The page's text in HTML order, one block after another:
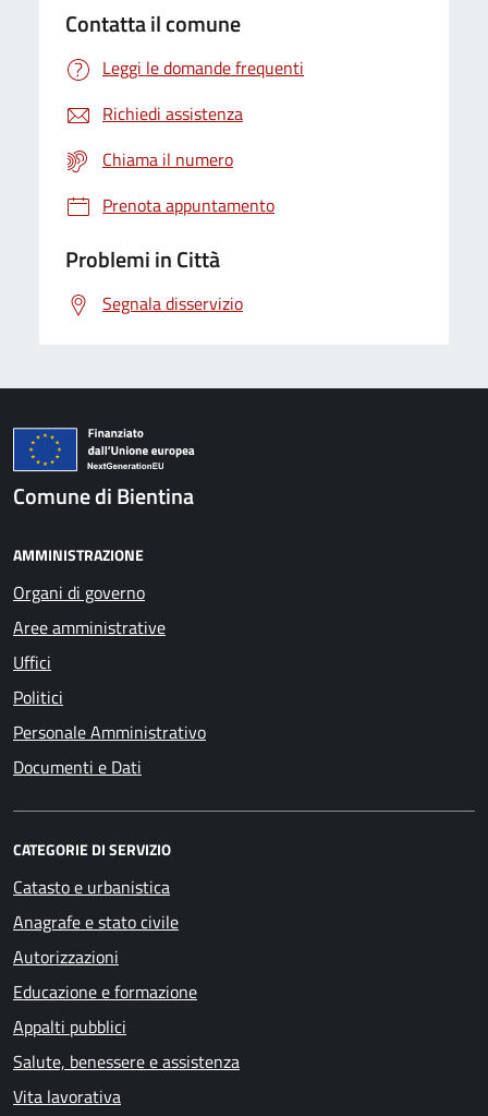
Contatta il comune
Leggi le domande frequenti
Richiedi assistenza
Chiama il numero
Prenota appuntamento
Problemi in Città
Segnala disservizio
Comune di Bientina
AMMINISTRAZIONE
Organi di governo
Aree amministrative
Uffici
Politici
Personale Amministrativo
Documenti e Dati
CATEGORIE DI SERVIZIO
Catasto e urbanistica
Anagrafe e stato civile
Autorizzazioni
Educazione e formazione
Appalti pubblici
Salute, benessere e assistenza
Vita lavorativa